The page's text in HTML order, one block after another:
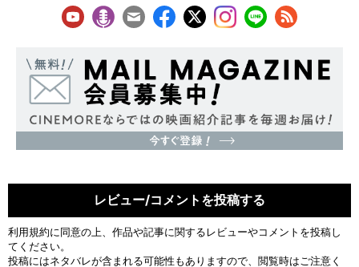
レビュー/コメントを投稿する
利用規約に同意の上、作品や記事に関するレビューやコメントを投稿し
てください。
投稿にはネタバレが含まれる可能性もありますので、閲覧時はご注意く